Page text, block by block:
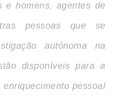
e homens, agentes de
pessoas que se
autónoma na
disponíveis para a
enriquecimento pessoal